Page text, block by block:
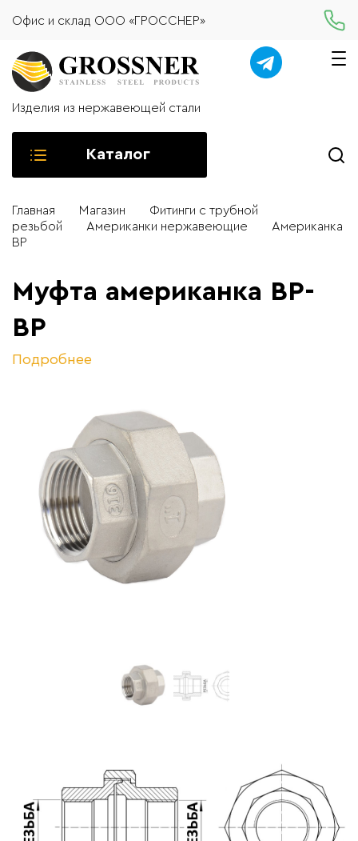
Офис и склад ООО «ГРОССНЕР»
Изделия из нержавеющей стали
Каталог
Главная Магазин
Фитинги с трубной
резьбой
Американки нержавеющие
Американка
ВР
Муфта американка ВР-
ВР
Подробнее